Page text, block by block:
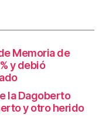
Memoria de
y debió
la Dagoberto
y otro herido